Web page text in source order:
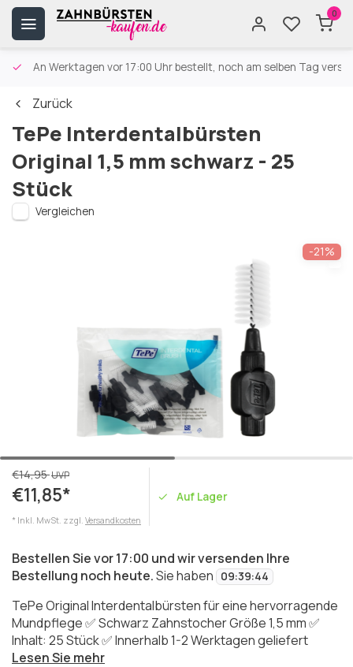
0
An Werktagen vor 17:00 Uhr bestellt, noch am selben Tag
Zurück
TePe Interdentalbürsten
Original 1,5 mm schwarz - 25
Stück
Vergleichen
-21%
€14,95UVP
€11,85*
* Inkl. MwSt. zzgl. Versandkosten
Auf Lager
Bestellen Sie vor 17:00 und wir versenden Ihre
Bestellung noch heute.Sie haben 09:39:44
TePe Original Interdentalbürsten für eine hervorragende
Mundpflege ✅ Schwarz Zahnstocher Größe 1,5 mm ✅
Inhalt: 25 Stück ✅ Innerhalb 1-2 Werktagen geliefert
Lesen Sie mehr